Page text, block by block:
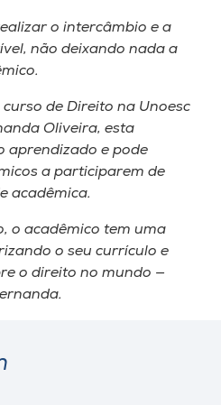
o intercâmbio e a
não deixando nada a
de Direito na Unoesc
Oliveira, esta
aprendizado e pode
a participarem de
acadêmica.
o acadêmico tem uma
o seu currículo e
o direito no mundo —